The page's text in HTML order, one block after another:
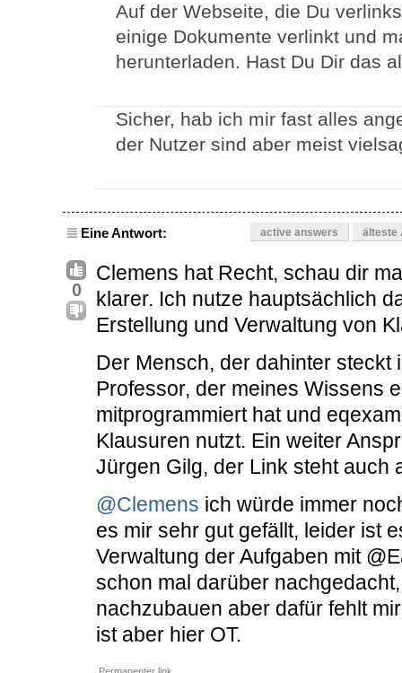
Auf der Webseite, die Du
einige Dokumente verlinkt und
herunterladen. Hast Du Dir das
Sicher, hab ich mir fast alles
der Nutzer sind aber meist
Eine Antwort: active answers älteste
0
Clemens hat Recht, schau dir
klarer. Ich nutze hauptsächlich
Erstellung und Verwaltung von
Der Mensch, der dahinter steckt
Professor, der meines Wissens
mitprogrammiert hat und
Klausuren nutzt. Ein weiter
Jürgen Gilg, der Link steht auch
@Clemens ich würde immer
es mir sehr gut gefällt, leider ist
Verwaltung der Aufgaben mit
schon mal darüber
nachzubauen aber dafür fehlt
ist aber hier OT.